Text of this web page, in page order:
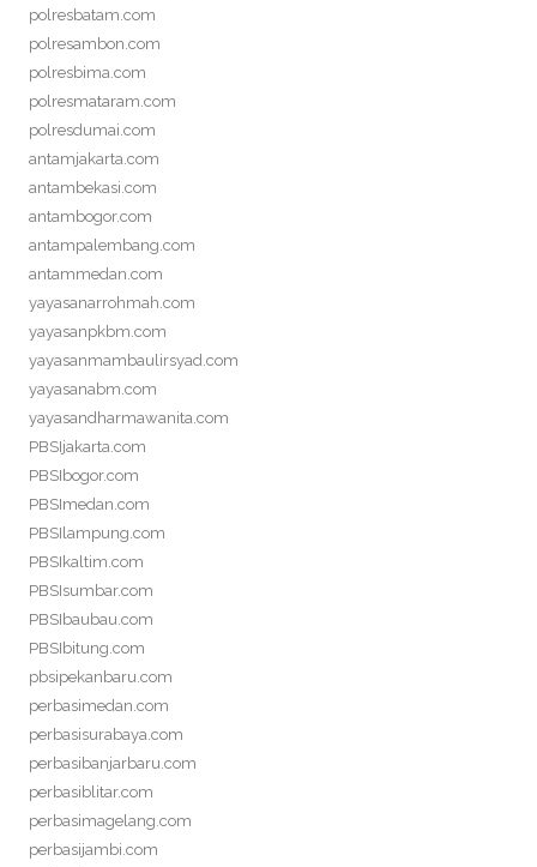
polresbatam.com
polresambon.com
polresbima.com
polresmataram.com
polresdumai.com
antamjakarta.com
antambekasi.com
antambogor.com
antampalembang.com
antammedan.com
yayasanarrohmah.com
yayasanpkbm.com
yayasanmambaulirsyad.com
yayasanabm.com
yayasandharmawanita.com
PBSIjakarta.com
PBSIbogor.com
PBSImedan.com
PBSIlampung.com
PBSIkaltim.com
PBSIsumbar.com
PBSIbaubau.com
PBSIbitung.com
pbsipekanbaru.com
perbasimedan.com
perbasisurabaya.com
perbasibanjarbaru.com
perbasiblitar.com
perbasimagelang.com
perbasijambi.com